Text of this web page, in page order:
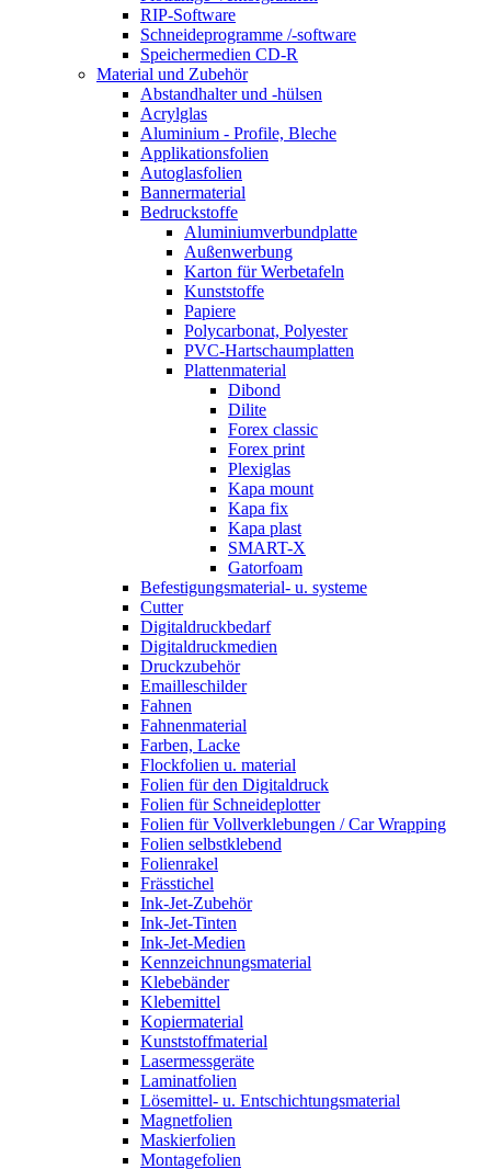
RIP-Software
Schneideprogramme /-software
Speichermedien CD-R
Material und Zubehör
Abstandhalter und -hülsen
Acrylglas
Aluminium - Profile, Bleche
Applikationsfolien
Autoglasfolien
Bannermaterial
Bedruckstoffe
Aluminiumverbundplatte
Außenwerbung
Karton für Werbetafeln
Kunststoffe
Papiere
Polycarbonat, Polyester
PVC-Hartschaumplatten
Plattenmaterial
Dibond
Dilite
Forex classic
Forex print
Plexiglas
Kapa mount
Kapa fix
Kapa plast
SMART-X
Gatorfoam
Befestigungsmaterial- u. systeme
Cutter
Digitaldruckbedarf
Digitaldruckmedien
Druckzubehör
Emailleschilder
Fahnen
Fahnenmaterial
Farben, Lacke
Flockfolien u. material
Folien für den Digitaldruck
Folien für Schneideplotter
Folien für Vollverklebungen / Car Wrapping
Folien selbstklebend
Folienrakel
Frässtichel
Ink-Jet-Zubehör
Ink-Jet-Tinten
Ink-Jet-Medien
Kennzeichnungsmaterial
Klebebänder
Klebemittel
Kopiermaterial
Kunststoffmaterial
Lasermessgeräte
Laminatfolien
Lösemittel- u. Entschichtungsmaterial
Magnetfolien
Maskierfolien
Montagefolien